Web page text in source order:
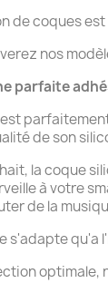
de coques
nos
parfaite
de son
la coque
à votre
de la
s'adapte qu'a
optimale,